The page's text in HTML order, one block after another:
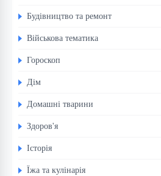
Будівництво та ремонт
Військова тематика
Гороскоп
Дім
Домашні тварини
Здоров'я
Історія
Їжа та кулінарія